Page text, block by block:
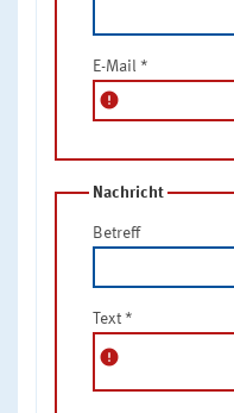
E-Mail *
error
Nachricht
Betreff
Text *
error